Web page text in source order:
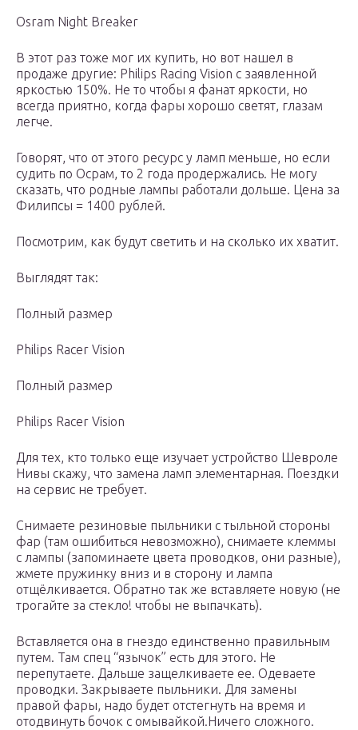
Osram Night Breaker
В этот раз тоже мог их купить, но вот нашел в
продаже другие: Philips Racing Vision с заявленной
яркостью 150%. Не то чтобы я фанат яркости, но
всегда приятно, когда фары хорошо светят, глазам
легче.
Говорят, что от этого ресурс у ламп меньше, но если
судить по Осрам, то 2 года продержались. Не могу
сказать, что родные лампы работали дольше. Цена за
Филипсы = 1400 рублей.
Посмотрим, как будут светить и на сколько их хватит.
Выглядят так:
Полный размер
Philips Racer Vision
Полный размер
Philips Racer Vision
Для тех, кто только еще изучает устройство Шевроле
Нивы скажу, что замена ламп элементарная. Поездки
на сервис не требует.
Снимаете резиновые пыльники с тыльной стороны
фар (там ошибиться невозможно), снимаете клеммы
с лампы (запоминаете цвета проводков, они разные),
жмете пружинку вниз и в сторону и лампа
отщёлкивается. Обратно так же вставляете новую (не
трогайте за стекло! чтобы не выпачкать).
Вставляется она в гнездо единственно правильным
путем. Там спец “язычок” есть для этого. Не
перепутаете. Дальше защелкиваете ее. Одеваете
проводки. Закрываете пыльники. Для замены
правой фары, надо будет отстегнуть на время и
отодвинуть бочок с омывайкой.Ничего сложного.